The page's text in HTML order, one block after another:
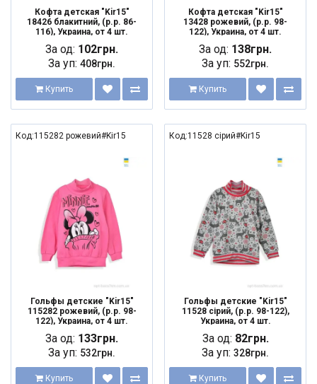
Кофта детская "Kir15"
18426 блакитний, (р.р. 86-
116), Украина, от 4 шт.
За од: 102грн.
За уп: 408грн.
Купить
Кофта детская "Kir15"
13428 рожевий, (р.р. 98-
122), Украина, от 4 шт.
За од: 138грн.
За уп: 552грн.
Купить
Код:115282 рожевий#Kir15
Гольфы детские "Kir15"
115282 рожевий, (р.р. 98-
122), Украина, от 4 шт.
За од: 133грн.
За уп: 532грн.
Купить
Код:11528 сірий#Kir15
Гольфы детские "Kir15"
11528 сірий, (р.р. 98-122),
Украина, от 4 шт.
За од: 82грн.
За уп: 328грн.
Купить